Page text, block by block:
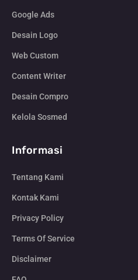
Google Ads
Desain Logo
Web Custom
Content Writer
Desain Compro
Kelola Sosmed
Informasi
Tentang Kami
Kontak Kami
Privacy Policy
Terms Of Service
Disclaimer